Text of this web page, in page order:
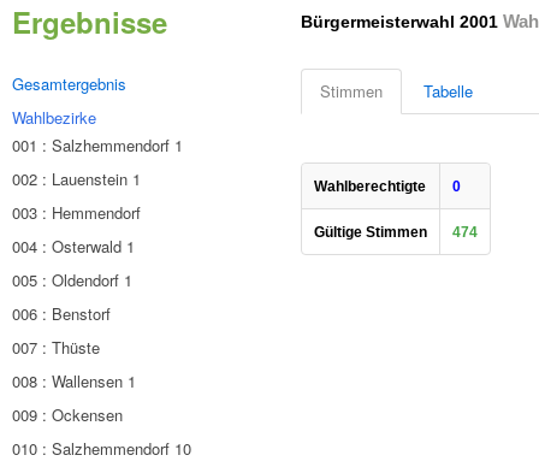
Ergebnisse
Gesamtergebnis
Wahlbezirke
001 : Salzhemmendorf 1
002 : Lauenstein 1
003 : Hemmendorf
004 : Osterwald 1
005 : Oldendorf 1
006 : Benstorf
007 : Thüste
008 : Wallensen 1
009 : Ockensen
010 : Salzhemmendorf 10
Bürgermeisterwahl 2001
Stimmen Tabelle
Wahlberechtigte 0
Gültige Stimmen 474